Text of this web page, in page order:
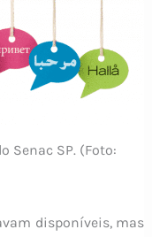
Senac SP. (Foto:
disponíveis, mas